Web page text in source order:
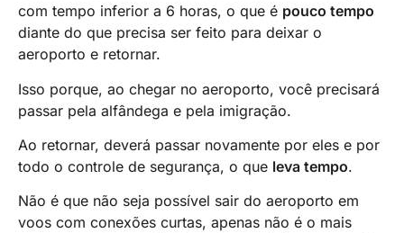
com tempo inferior a 6 horas, o que é pouco tempo
diante do que precisa ser feito para deixar o
aeroporto e retornar.
Isso porque, ao chegar no aeroporto, você precisará
passar pela alfândega e pela imigração.
Ao retornar, deverá passar novamente por eles e por
todo o controle de segurança, o que leva tempo.
Não é que não seja possível sair do aeroporto em
voos com conexões curtas, apenas não é o mais